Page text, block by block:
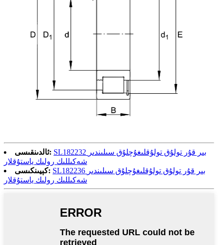
ئالدىنقىسى: SL182232 بىر قۇر تولۇق تولۇقلىغۇچلۇق سىلىندىر
شەكىللىك رولىك ياستۇقلار
كېيىنكىسى: SL182236 بىر قۇر تولۇق تولۇقلىغۇچلۇق سىلىندىر
شەكىللىك رولىك ياستۇقلار